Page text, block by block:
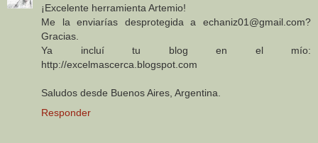
¡Excelente herramienta Artemio!
Me la enviarías desprotegida a echaniz01@gmail.com?
Gracias.
Ya incluí tu blog en el mío:
http://excelmascerca.blogspot.com
Saludos desde Buenos Aires, Argentina.
Responder